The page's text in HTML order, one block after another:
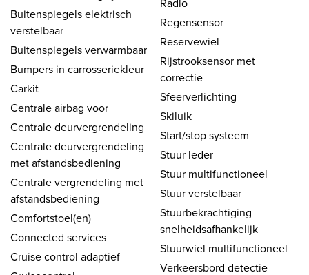
Buitenspiegels elektrisch
verstelbaar
Buitenspiegels verwarmbaar
Bumpers in carrosseriekleur
Carkit
Centrale airbag voor
Centrale deurvergrendeling
Centrale deurvergrendeling
met afstandsbediening
Centrale vergrendeling met
afstandsbediening
Comfortstoel(en)
Connected services
Cruise control adaptief
Regensensor
Reservewiel
Rijstrooksensor met
correctie
Sfeerverlichting
Skiluik
Start/stop systeem
Stuur leder
Stuur multifunctioneel
Stuur verstelbaar
Stuurbekrachtiging
snelheidsafhankelijk
Stuurwiel multifunctioneel
Verkeersbord detectie